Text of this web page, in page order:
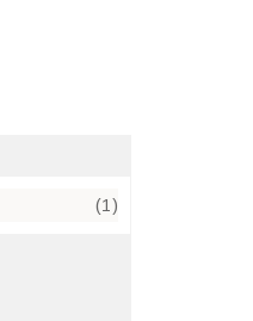
(1)